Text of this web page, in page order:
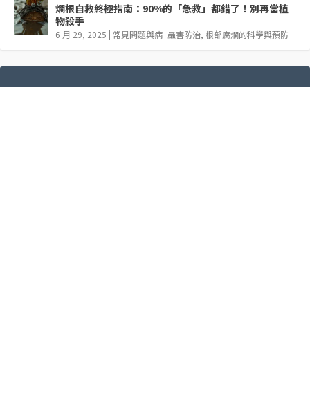
爛根自救終極指南：90%的「急救」都錯了！別再當植
物殺手
6 月 29, 2025 | 常見問題與病_蟲害防治, 根部腐爛的科學與預防